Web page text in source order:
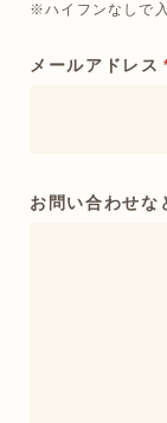
※ハイフンなしで
メールアドレス
お問い合わせな